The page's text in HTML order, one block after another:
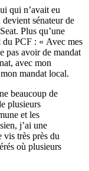
qui n’avait eu
sénateur de
Plus qu’une
du PCF : « Avec mes
pas avoir de mandat
avec mon
mandat local.
beaucoup de
plusieurs
et les
j’ai une
vis très près du
où plusieurs